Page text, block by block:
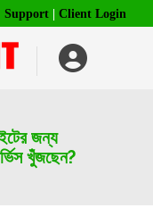
Support Client Login
জন্য
খুঁজছেন?